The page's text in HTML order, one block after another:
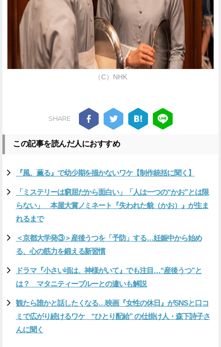
（C）NHK
SHARE
この記事を読んだ人におすすめ
『風、薫る』で幼少期を描かないワケ【制作統括に聞く】
「ミステリーは窮屈だから面白い」「人は一つの“かお”とは限
らない」 本屋大賞ノミネート『失われた貌（かお）』が生ま
れるまで
＜京都大学発③＞産後うつを「予防」する…妊娠中から始め
る、心の筋力を鍛える新習慣
ドラマ『小さい頃は、神様がいて』でも注目…“産後うつ”と
は？ マタニティーブルーとの違いも解説
観たら誰かと話したくなる…映画『女性の休日』がSNSと口コ
ミで広がり続けるワケ “ひとり配給” の仕掛け人・森下詩子さ
んに聞く